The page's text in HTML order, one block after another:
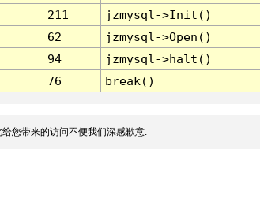
211
jzmysql->Init()
62
jzmysql->Open()
94
jzmysql->halt()
76 break()
您带来的访问不便我们深感歉意.